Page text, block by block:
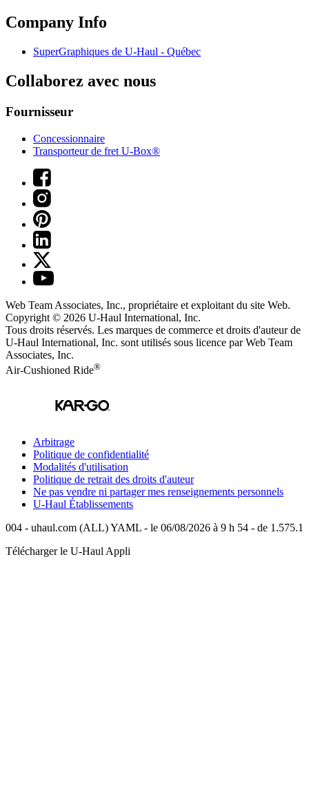
Company Info
SuperGraphiques de U-Haul - Québec
Collaborez avec nous
Fournisseur
Concessionnaire
Transporteur de fret U-Box®
Web Team Associates, Inc., propriétaire et exploitant du site Web.
Copyright © 2026 U-Haul International, Inc.
Tous droits réservés. Les marques de commerce et droits d'auteur de
U-Haul International, Inc. sont utilisés sous licence par Web Team
Associates, Inc.
Air-Cushioned Ride®
Arbitrage
Politique de confidentialité
Modalités d'utilisation
Politique de retrait des droits d'auteur
Ne pas vendre ni partager mes renseignements personnels
U-Haul Établissements
004 - uhaul.com (ALL) YAML - le 06/08/2026 à 9 h 54 - de 1.575.1
Télécharger le U-Haul Appli